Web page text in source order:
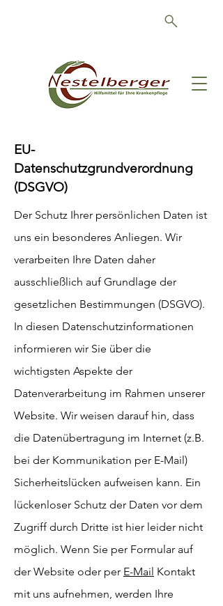
EU-
Datenschutzgrundverordnung
(DSGVO)
Der Schutz Ihrer persönlichen Daten ist
uns ein besonderes Anliegen. Wir
verarbeiten Ihre Daten daher
ausschließlich auf Grundlage der
gesetzlichen Bestimmungen (DSGVO).
In diesen Datenschutzinformationen
informieren wir Sie über die
wichtigsten Aspekte der
Datenverarbeitung im Rahmen unserer
Website. Wir weisen darauf hin, dass
die Datenübertragung im Internet (z.B.
bei der Kommunikation per E-Mail)
Sicherheitslücken aufweisen kann. Ein
lückenloser Schutz der Daten vor dem
Zugriff durch Dritte ist hier leider nicht
möglich. Wenn Sie per Formular auf
der Website oder per E-Mail Kontakt
mit uns aufnehmen, werden Ihre